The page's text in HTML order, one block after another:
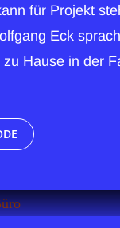
für Projekt
Eck
Hause in der